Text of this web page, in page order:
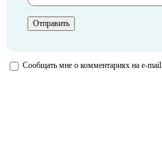
Сообщать мне о комментариях на e-mail